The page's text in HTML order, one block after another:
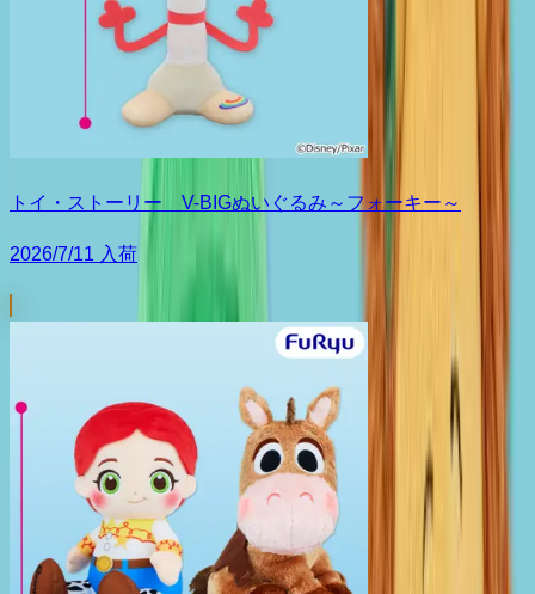
トイ・ストーリー V-BIGぬいぐるみ～フォーキー～
2026/7/11 入荷